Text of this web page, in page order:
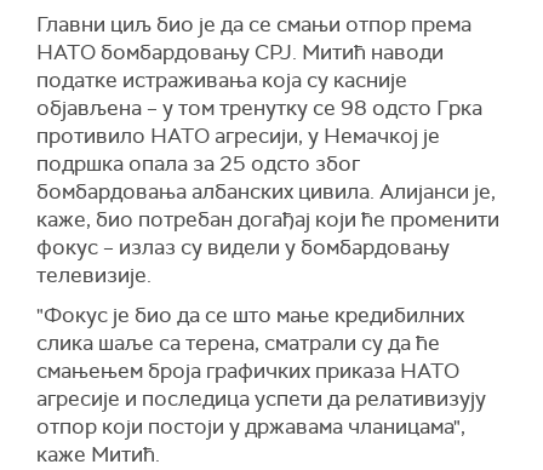
Главни циљ био је да се смањи отпор према
НАТО бомбардовању СРЈ. Митић наводи
податке истраживања која су касније
објављена – у том тренутку се 98 одсто Грка
противило НАТО агресији, у Немачкој је
подршка опала за 25 одсто због
бомбардовања албанских цивила. Алијанси је,
каже, био потребан догађај који ће променити
фокус – излаз су видели у бомбардовању
телевизије.
"Фокус је био да се што мање кредибилних
слика шаље са терена, сматрали су да ће
смањењем броја графичких приказа НАТО
агресије и последица успети да релативизују
отпор који постоји у државама чланицама",
каже Митић.